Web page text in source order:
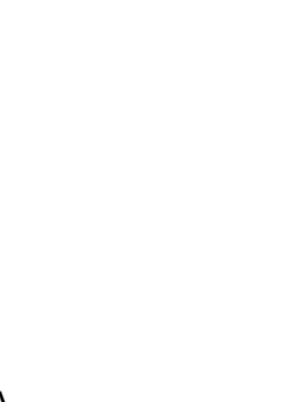
- Chat GPT